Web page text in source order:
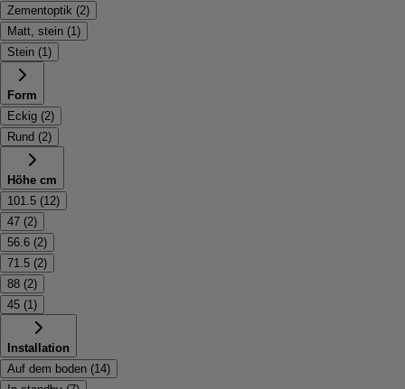
Zementoptik (2)
Matt, stein (1 )
Stein (1 )
Form
Eckig (2)
Rund (2)
Höhe cm
101.5 (12)
47 (2)
56.6 (2)
71.5 (2)
88 (2)
45 (1 )
Installation
Auf dem boden (14)